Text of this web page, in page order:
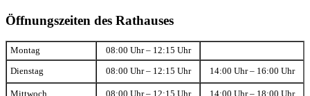
Öffnungszeiten des Rathauses
Montag 08:00 Uhr – 12:15 Uhr
Dienstag 08:00 Uhr – 12:15 Uhr 14:00 Uhr – 16:00 Uhr